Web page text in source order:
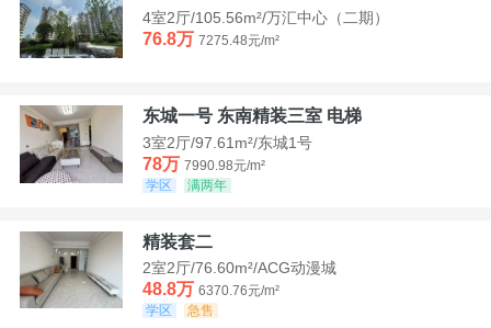
4室2厅/105.56m²/万汇中心（二期）
76.8万 7275.48元/m²
东城一号 东南精装三室 电梯
3室2厅/97.61m²/东城1号
78万 7990.98元/m²
学区
满两年
精装套二
2室2厅/76.60m²/ACG动漫城
48.8万 6370.76元/m²
学区
急售